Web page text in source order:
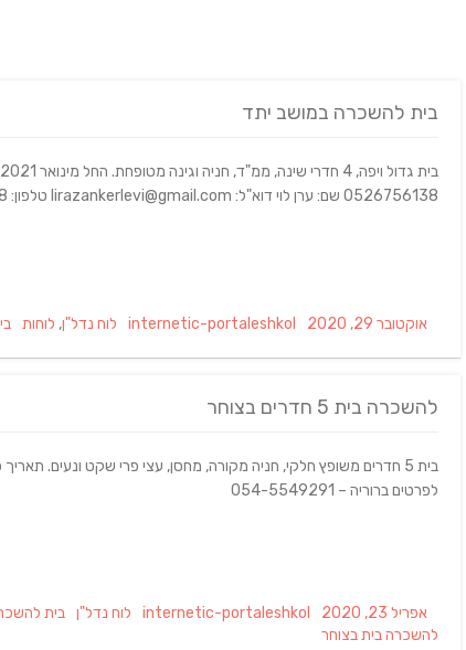
בית להשכרה במושב יתד
0526756138 שם: ערן לוי דוא"ל: lirazankerlevi@gmail.com טלפון: 0526756138
Posted
אוקטובר 29, 2020 Author
internetic-portaleshkol
Categories
לוח נדל"ן, לוחות
להשכרה בית 5 חדרים בצוחר
לפרטים ברוריה – 054-5549291
Posted
on
אפריל 23, 2020 Author
internetic-portaleshkol
Categories
לוח נדל"ן Tags
בית
להשכרה בית בצוחר